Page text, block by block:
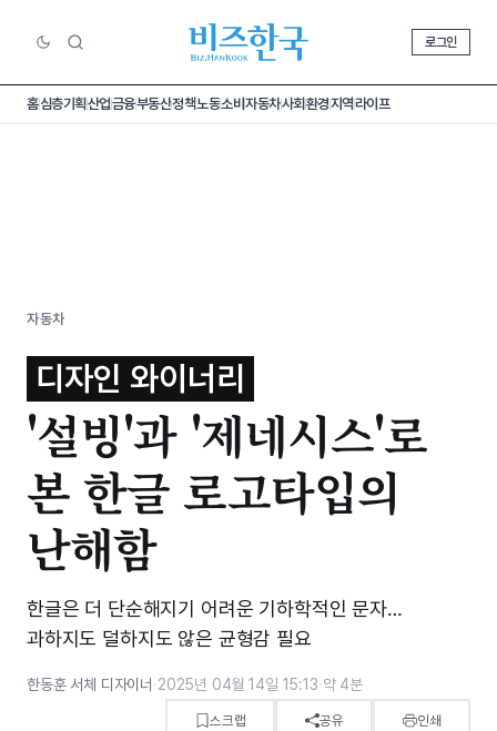
로그인
홈심층기획산업금융부동산정책노동소비 자동차사회환경지역라이프
자동차
디자인 와이너리
'설빙'과 '제네시스'로
본 한글 로고타입의
난해함
한글은 더 단순해지기 어려운 기하학적인 문자…
과하지도 덜하지도 않은 균형감 필요
한동훈 서체 디자이너 ·2025년 04월 14일 15:13·약 4분
스크랩 공유 인쇄